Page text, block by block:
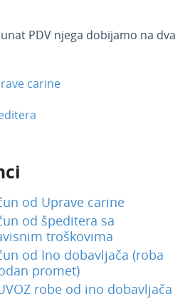
PDV njega dobijamo na dva
carine
od Uprave carine
od špeditera sa
troškovima
od Ino dobavljača (roba
promet)
robe od ino dobavljača